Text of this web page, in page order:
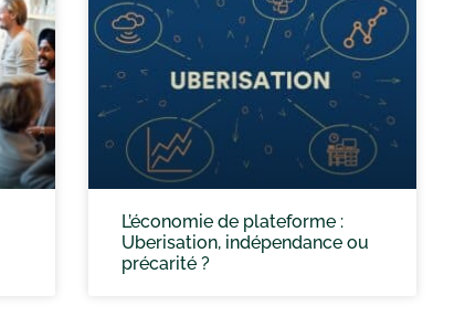
L’économie de plateforme :
Uberisation, indépendance ou
précarité ?